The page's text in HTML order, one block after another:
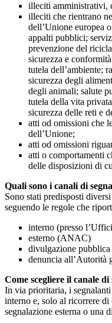
illeciti amministrativi,
illeciti che rientrano
dell’Unione europea
appalti pubblici;
prevenzione del
sicurezza e
tutela dell’ambiente;
sicurezza degli
degli animali; salute
tutela della vita
sicurezza delle reti e
atti od omissioni che
dell’Unione;
atti od omissioni
atti o comportamenti
delle disposizioni di
Quali sono i canali di
Sono stati predisposti
seguendo le regole che
interno (presso
esterno (ANAC)
divulgazione pubblica
denuncia all’Autorità
Come scegliere il canale di
In via prioritaria, i
interno e, solo al ricorrere
segnalazione esterna o una